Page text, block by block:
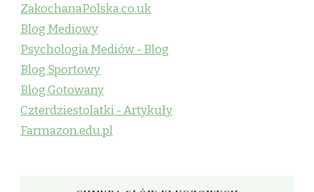
ZakochanaPolska.co.uk
Blog Mediowy
Psychologia Mediów - Blog
Blog Sportowy
Blog Gotowany
Czterdziestolatki - Artykuły
Farmazon.edu.pl